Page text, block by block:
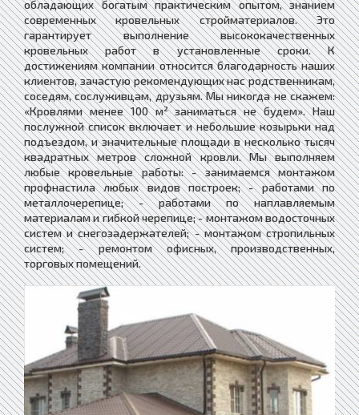
обладающих богатым практическим опытом, знанием
современных кровельных стройматериалов. Это
гарантирует выполнение высококачественных
кровельных работ в установленные сроки. К
достижениям компании относится благодарность наших
клиентов, зачастую рекомендующих нас родственникам,
соседям, сослуживцам, друзьям. Мы никогда не скажем:
«Кровлями менее 100 м² заниматься не будем». Наш
послужной список включает и небольшие козырьки над
подъездом, и значительные площади в несколько тысяч
квадратных метров сложной кровли. Мы выполняем
любые кровельные работы: - занимаемся монтажом
профнастила любых видов построек; - работами по
металлочерепице; - работами по наплавляемым
материалам и гибкой черепице; - монтажом водосточных
систем и снегозадержателей; - монтажом стропильных
систем; - ремонтом офисных, производственных,
торговых помещений.